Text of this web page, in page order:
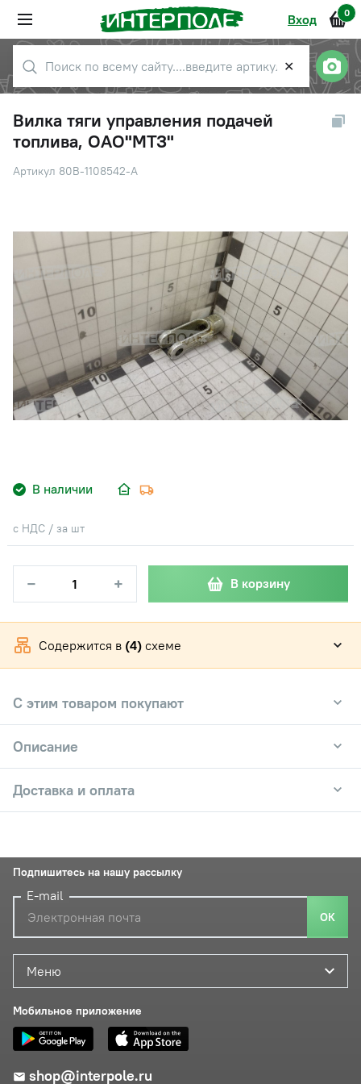
Вход 0
✕
Вилка тяги управления подачей
топлива, ОАО"МТЗ"
Артикул 80В-1108542-А
В наличии
с НДС / за шт
− + В корзину
Содержится в (4) схеме
С этим товаром покупают
Описание
Доставка и оплата
Меню
Мобильное приложение
shop@interpole.ru
Подпишитесь на нашу рассылку
E-mail
ОК